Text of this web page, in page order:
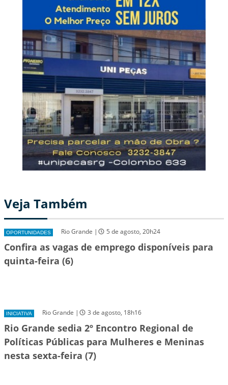
Veja Também
OPORTUNIDADES Rio Grande | 5 de agosto, 20h24
Confira as vagas de emprego disponíveis para
quinta-feira (6)
INICIATIVA Rio Grande | 3 de agosto, 18h16
Rio Grande sedia 2º Encontro Regional de
Políticas Públicas para Mulheres e Meninas
nesta sexta-feira (7)